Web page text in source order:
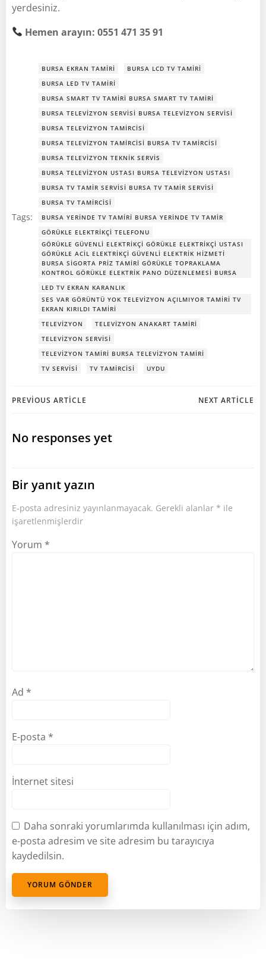
yerdesiniz.
Hemen arayın: 0551 471 35 91
Tags:
BURSA EKRAN TAMIRI
BURSA LCD TV TAMIRI
BURSA LED TV TAMIRI
BURSA SMART TV TAMIRI BURSA SMART TV TAMIRI
BURSA TELEVIZYON SERVISI BURSA TELEVIZYON SERVISI
BURSA TELEVIZYON TAMIRCISI
BURSA TELEVIZYON TAMIRCISI BURSA TV TAMIRCISI
BURSA TELEVIZYON TEKNIK SERVIS
BURSA TELEVIZYON USTASI BURSA TELEVIZYON USTASI
BURSA TV TAMIR SERVISI BURSA TV TAMIR SERVISI
BURSA TV TAMIRCISI
BURSA YERINDE TV TAMIRI BURSA YERINDE TV TAMIR
GÖRÜKLE ELEKTRIKÇI TELEFONU
GÖRÜKLE GÜVENLI ELEKTRIKÇI GÖRÜKLE ELEKTRIKÇI USTASI
GÖRÜKLE ACIL ELEKTRIKÇI GÜVENLI ELEKTRIK HIZMETI
BURSA SIGORTA PRIZ TAMIRI GÖRÜKLE TOPRAKLAMA
KONTROL GÖRÜKLE ELEKTRIK PANO DÜZENLEMESI BURSA
LED TV EKRAN KARANLIK
SES VAR GÖRÜNTÜ YOK TELEVIZYON AÇILMIYOR TAMIRI TV
EKRAN KIRILDI TAMIRI
TELEVIZYON
TELEVIZYON ANAKART TAMIRI
TELEVIZYON SERVISI
TELEVIZYON TAMIRI BURSA TELEVIZYON TAMIRI
TV SERVISI
TV TAMIRCISI UYDU
Post
navigation
PREVIOUS ARTICLE NEXT ARTICLE
No responses yet
Bir yanıt yazın
E-posta adresiniz yayınlanmayacak. Gerekli alanlar * ile
işaretlenmişlerdir
Yorum *
Ad *
E-posta *
İnternet sitesi
Daha sonraki yorumlarımda kullanılması için adım,
e-posta adresim ve site adresim bu tarayıcıya
kaydedilsin.